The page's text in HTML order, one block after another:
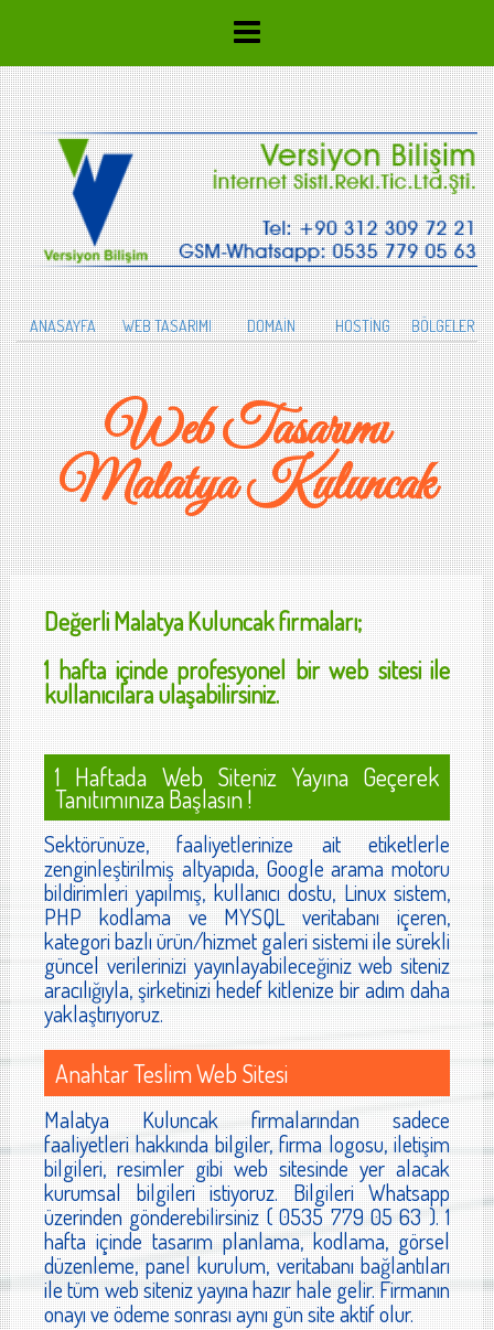
ANASAYFA WEB TASARIMI DOMAİN HOSTİNG BÖLGELER
Web Tasarımı
Malatya Kuluncak
DeğerliMalatya Kuluncakfirmaları;
1 hafta içinde profesyonel bir web sitesi ile
kullanıcılara ulaşabilirsiniz.
1 Haftada Web Siteniz Yayına Geçerek
Tanıtımınıza Başlasın !
Sektörünüze, faaliyetlerinize ait etiketlerle
zenginleştirilmiş altyapıda, Google arama motoru
bildirimleri yapılmış, kullanıcı dostu, Linux sistem,
PHP kodlama ve MYSQL veritabanı içeren,
kategori bazlı ürün/hizmet galeri sistemi ile sürekli
güncel verilerinizi yayınlayabileceğiniz web siteniz
aracılığıyla, şirketinizi hedef kitlenize bir adım daha
yaklaştırıyoruz.
Anahtar Teslim Web Sitesi
Malatya Kuluncak firmalarından sadece
faaliyetleri hakkında bilgiler, firma logosu, iletişim
bilgileri, resimler gibi web sitesinde yer alacak
kurumsal bilgileri istiyoruz. Bilgileri Whatsapp
üzerinden gönderebilirsiniz ( 0535 779 05 63 ). 1
hafta içinde tasarım planlama, kodlama, görsel
düzenleme, panel kurulum, veritabanı bağlantıları
ile tüm web siteniz yayına hazır hale gelir. Firmanın
onayı ve ödeme sonrası aynı gün site aktif olur.